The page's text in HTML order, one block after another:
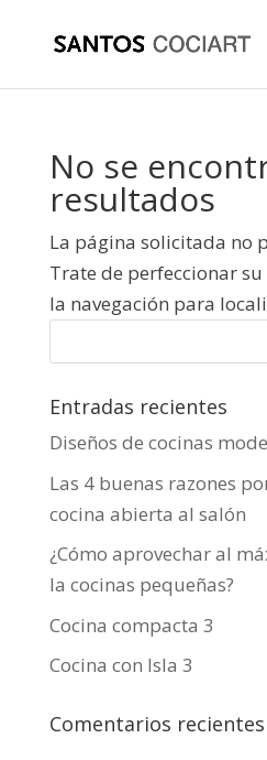
No se
resultados
La página solicitada no
Trate de perfeccionar
la navegación para
Entradas recientes
Diseños de cocinas
Las 4 buenas razones
cocina abierta al salón
¿Cómo aprovechar al
la cocinas pequeñas?
Cocina compacta 3
Cocina con Isla 3
Comentarios recientes